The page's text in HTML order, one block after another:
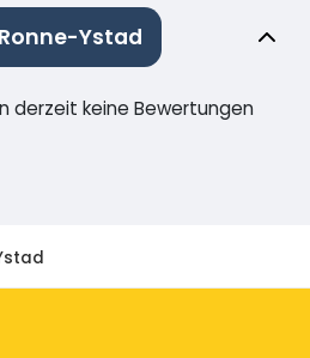
Ystad
derzeit keine Bewertungen